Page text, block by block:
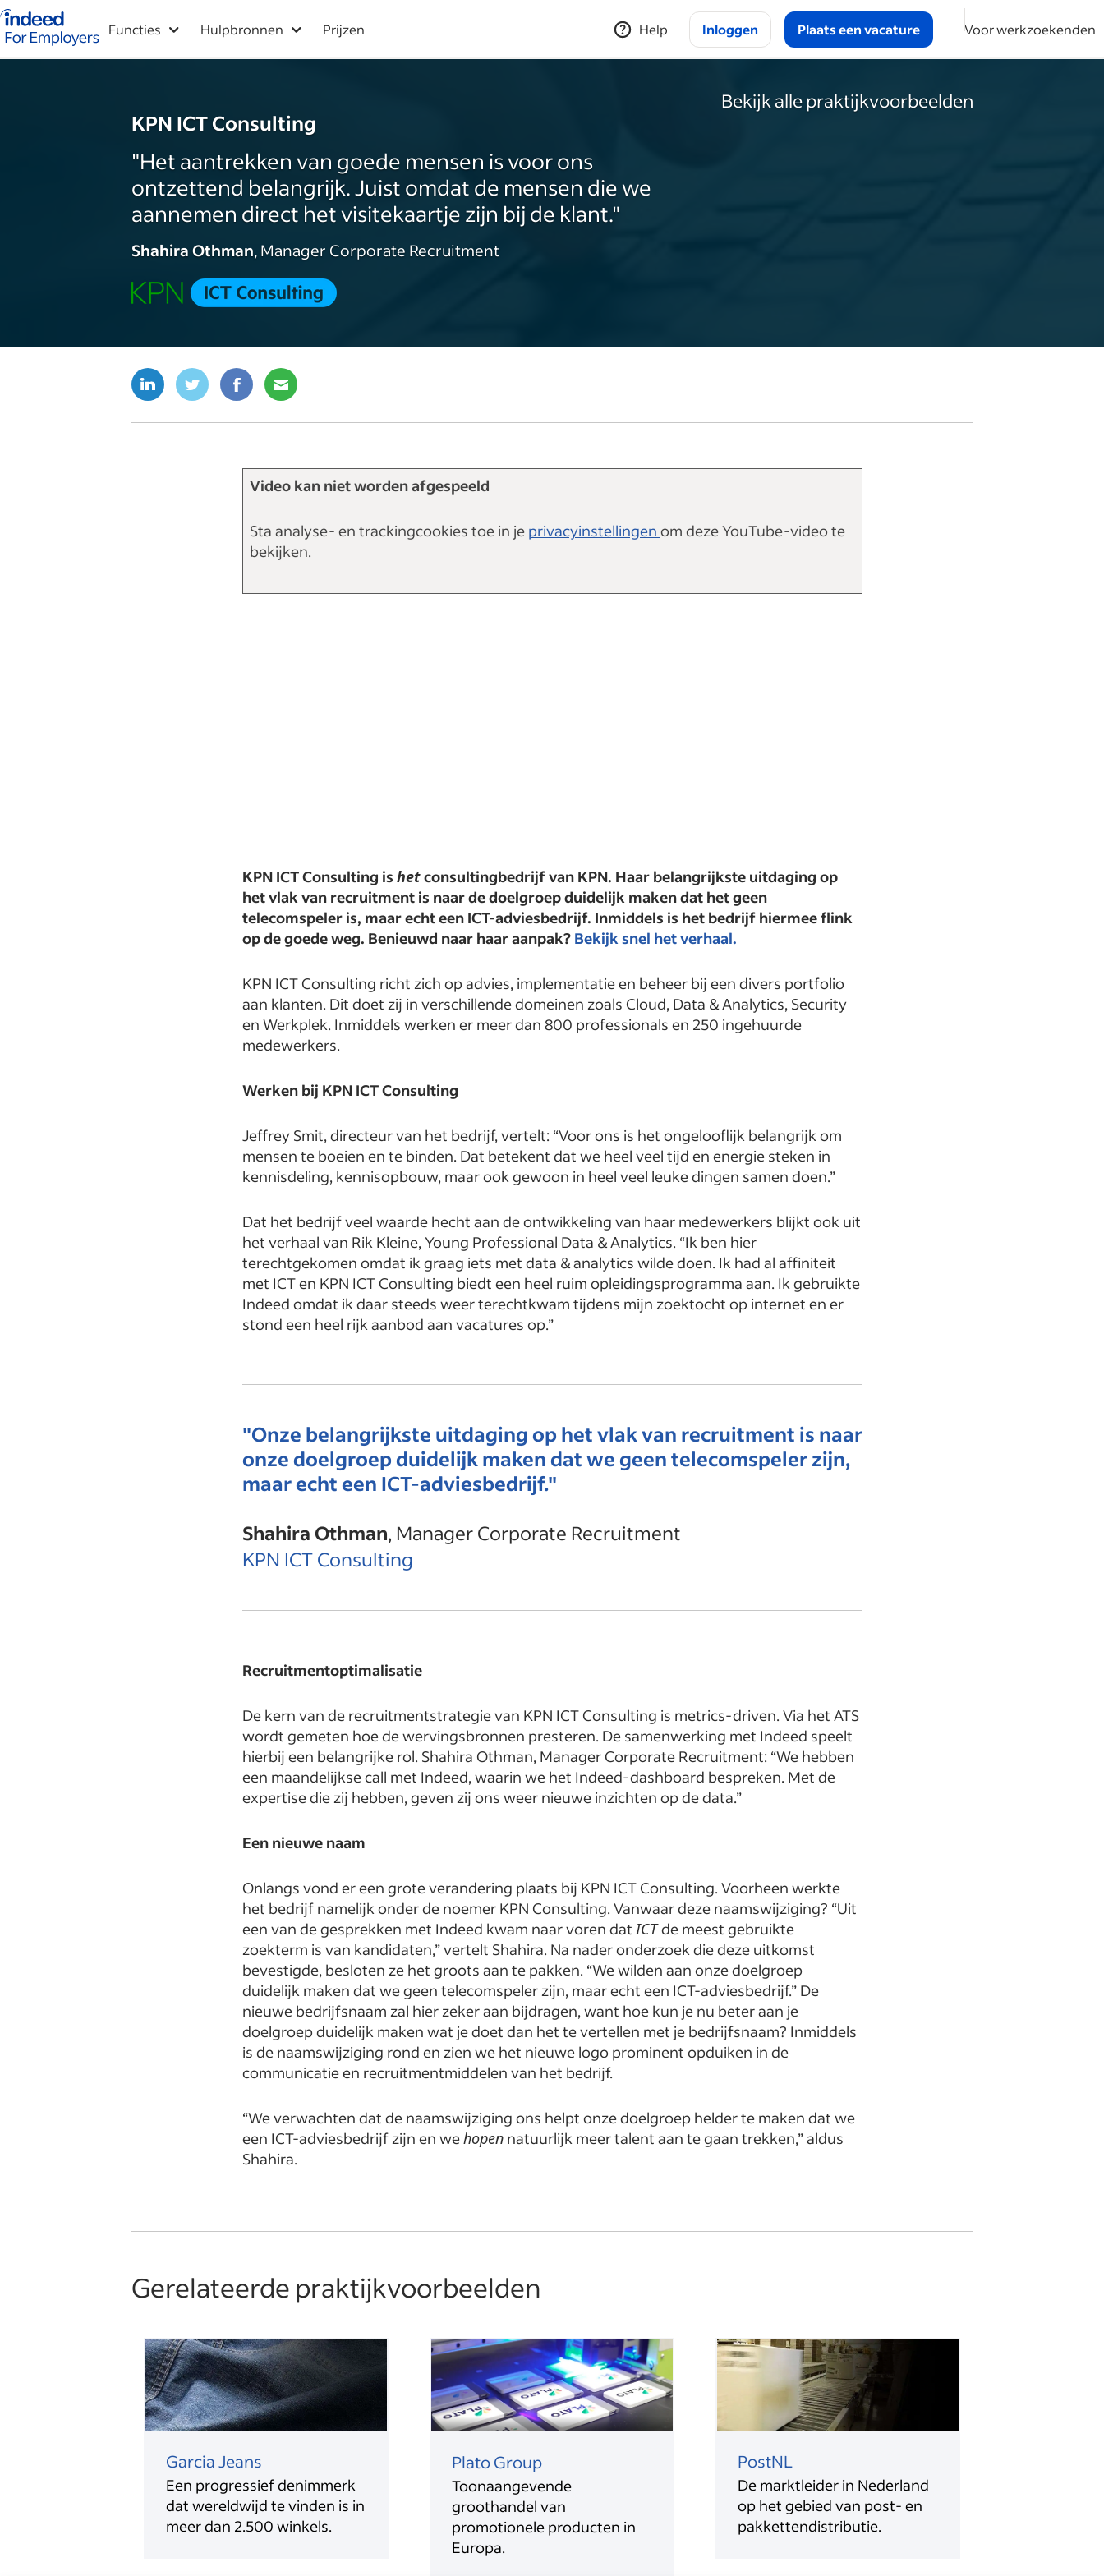
Startpagina van Indeed - Voor werkgevers
Functies Hulpbronnen Prijzen Help Inloggen Plaats een vacature Voor werkzoekenden
KPN ICT Consulting
"Het aantrekken van goede mensen is voor ons
ontzettend belangrijk. Juist omdat de mensen die we
aannemen direct het visitekaartje zijn bij de klant."
Shahira Othman, Manager Corporate Recruitment
Bekijk alle praktijkvoorbeelden
Video kan niet worden afgespeeld
Sta analyse- en trackingcookies toe in je privacyinstellingen om deze YouTube-video te
bekijken.
KPN ICT Consulting is hetconsultingbedrijf van KPN. Haar belangrijkste uitdaging op
het vlak van recruitment is naar de doelgroep duidelijk maken dat het geen
telecomspeler is, maar echt een ICT-adviesbedrijf. Inmiddels is het bedrijf hiermee flink
op de goede weg. Benieuwd naar haar aanpak? Bekijk snel het verhaal.
KPN ICT Consulting richt zich op advies, implementatie en beheer bij een divers portfolio
aan klanten. Dit doet zij in verschillende domeinen zoals Cloud, Data & Analytics, Security
en Werkplek. Inmiddels werken er meer dan 800 professionals en 250 ingehuurde
medewerkers.
Werken bij KPN ICT Consulting
Jeffrey Smit, directeur van het bedrijf, vertelt: “Voor ons is het ongelooflijk belangrijk om
mensen te boeien en te binden. Dat betekent dat we heel veel tijd en energie steken in
kennisdeling, kennisopbouw, maar ook gewoon in heel veel leuke dingen samen doen.”
Dat het bedrijf veel waarde hecht aan de ontwikkeling van haar medewerkers blijkt ook uit
het verhaal van Rik Kleine, Young Professional Data & Analytics. “Ik ben hier
terechtgekomen omdat ik graag iets met data & analytics wilde doen. Ik had al affiniteit
met ICT en KPN ICT Consulting biedt een heel ruim opleidingsprogramma aan. Ik gebruikte
Indeed omdat ik daar steeds weer terechtkwam tijdens mijn zoektocht op internet en er
stond een heel rijk aanbod aan vacatures op.”
"Onze belangrijkste uitdaging op het vlak van recruitment is naar
onze doelgroep duidelijk maken dat we geen telecomspeler zijn,
maar echt een ICT-adviesbedrijf."
Shahira Othman, Manager Corporate Recruitment
KPN ICT Consulting
Recruitmentoptimalisatie
De kern van de recruitmentstrategie van KPN ICT Consulting is metrics-driven. Via het ATS
wordt gemeten hoe de wervingsbronnen presteren. De samenwerking met Indeed speelt
hierbij een belangrijke rol. Shahira Othman, Manager Corporate Recruitment: “We hebben
een maandelijkse call met Indeed, waarin we het Indeed-dashboard bespreken. Met de
expertise die zij hebben, geven zij ons weer nieuwe inzichten op de data.”
Een nieuwe naam
Onlangs vond er een grote verandering plaats bij KPN ICT Consulting. Voorheen werkte
het bedrijf namelijk onder de noemer KPN Consulting. Vanwaar deze naamswijziging? “Uit
een van de gesprekken met Indeed kwam naar voren datICTde meest gebruikte
zoekterm is van kandidaten,” vertelt Shahira. Na nader onderzoek die deze uitkomst
bevestigde, besloten ze het groots aan te pakken. “We wilden aan onze doelgroep
duidelijk maken dat we geen telecomspeler zijn, maar echt een ICT-adviesbedrijf.” De
nieuwe bedrijfsnaam zal hier zeker aan bijdragen, want hoe kun je nu beter aan je
doelgroep duidelijk maken wat je doet dan het te vertellen met je bedrijfsnaam? Inmiddels
is de naamswijziging rond en zien we het nieuwe logo prominent opduiken in de
communicatie en recruitmentmiddelen van het bedrijf.
“We verwachten dat de naamswijziging ons helpt onze doelgroep helder te maken dat we
een ICT-adviesbedrijf zijn en wehopennatuurlijk meer talent aan te gaan trekken,” aldus
Shahira.
Gerelateerde praktijkvoorbeelden
Garcia Jeans
Een progressief denimmerk
dat wereldwijd te vinden is in
meer dan 2.500 winkels.
Plato Group
Toonaangevende
groothandel van
promotionele producten in
Europa.
PostNL
De marktleider in Nederland
op het gebied van post- en
pakkettendistributie.